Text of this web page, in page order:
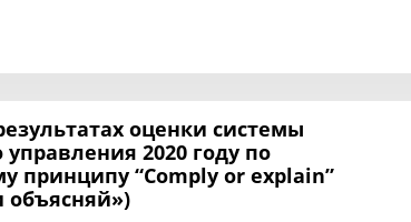
оценки системы
2020 году по
принципу “Comply or explain”